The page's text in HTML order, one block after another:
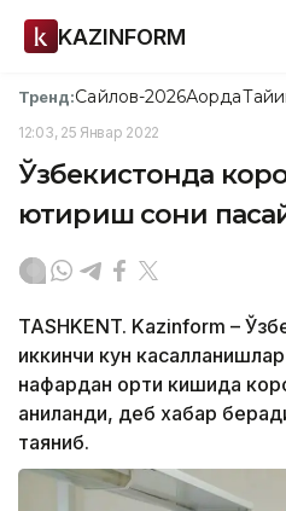
KAZINFORM
Тренд:Сайлов-2026Ақорда
12:03, 25 Январ 2022
Ўзбекистонда
юқтириш сони
TASHKENT. Kazinform –
иккинчи кун
нафардан ортиқ кишида
аниқланди, деб хабар
таяниб.